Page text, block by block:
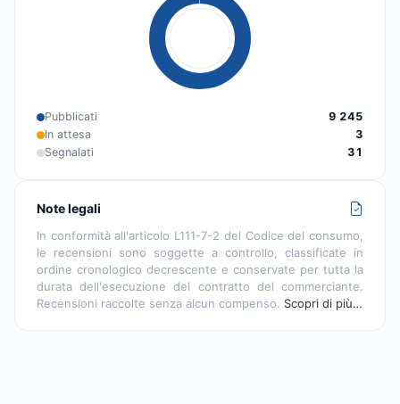
Pubblicati
9 245
In attesa
3
Segnalati
31
Note legali
In conformità all'articolo L111-7-2 del Codice del consumo,
le recensioni sono soggette a controllo, classificate in
ordine cronologico decrescente e conservate per tutta la
durata dell'esecuzione del contratto del commerciante.
Recensioni raccolte senza alcun compenso. Scopri di più…